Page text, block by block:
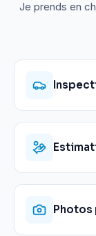
Je prends en